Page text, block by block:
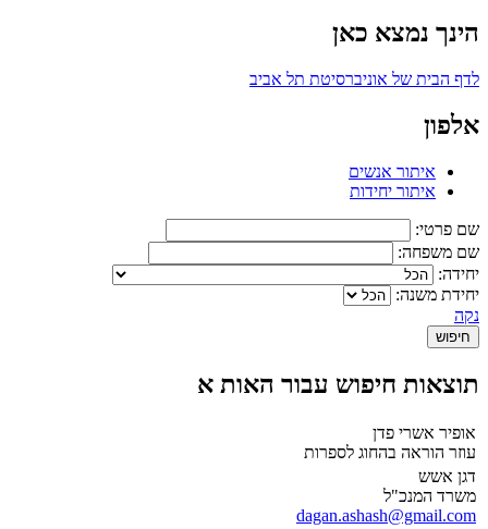
הינך נמצא כאן
לדף הבית של אוניברסיטת תל אביב
אלפון
איתור אנשים
איתור יחידות
שם פרטי:
שם משפחה:
יחידה:
יחידת משנה:
נקה
תוצאות חיפוש עבור האות א
אופיר אשרי פדן
עוזר הוראה בהחוג לספרות
דגן אשש
משרד המנכ"ל
dagan.ashash@gmail.com